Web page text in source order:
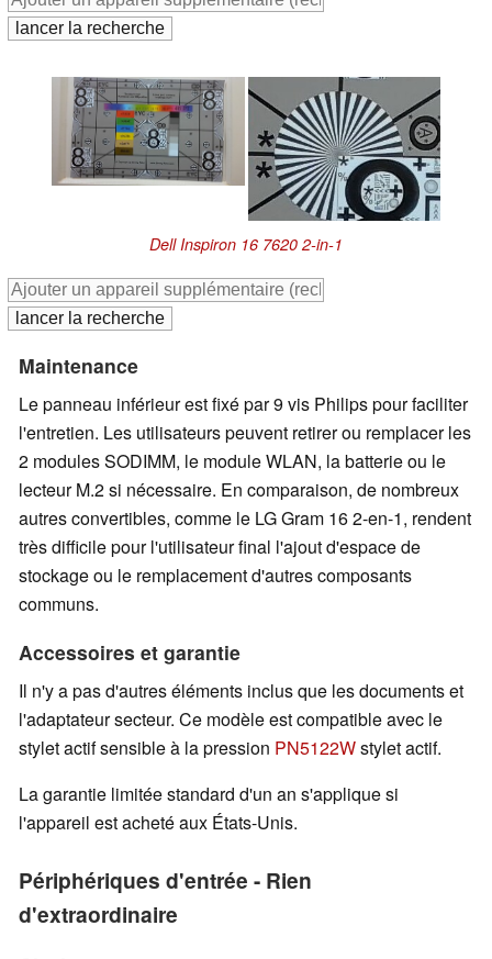
Dell Inspiron 16 7620 2-in-1
Maintenance
Le panneau inférieur est fixé par 9 vis Philips pour faciliter
l'entretien. Les utilisateurs peuvent retirer ou remplacer les
2 modules SODIMM, le module WLAN, la batterie ou le
lecteur M.2 si nécessaire. En comparaison, de nombreux
autres convertibles, comme le LG Gram 16 2-en-1, rendent
très difficile pour l'utilisateur final l'ajout d'espace de
stockage ou le remplacement d'autres composants
communs.
Accessoires et garantie
Il n'y a pas d'autres éléments inclus que les documents et
l'adaptateur secteur. Ce modèle est compatible avec le
stylet actif sensible à la pression PN5122Wstylet actif.
La garantie limitée standard d'un an s'applique si
l'appareil est acheté aux États-Unis.
Périphériques d'entrée - Rien
d'extraordinaire